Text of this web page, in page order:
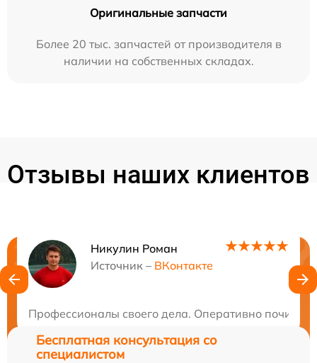
Оригинальные запчасти
Более 20 тыс. запчастей от производителя в
наличии на собственных складах.
Отзывы наших клиентов
Никулин Роман
Источник – ВКонтакте
Профессионалы своего дела. Оперативно
Нужна консультация?
Бесплатная консультация со
специалистом